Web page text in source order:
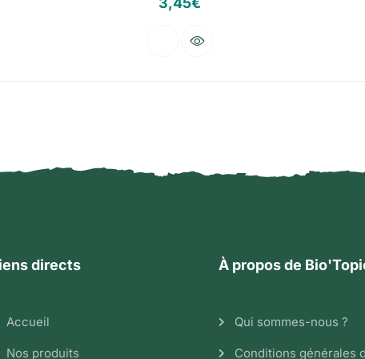
directs
Accueil
Nos produits
À propos de
Qui sommes-nous ?
Conditions générales